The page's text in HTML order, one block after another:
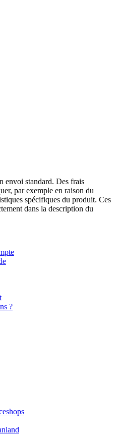
envoi standard. Des frais
par exemple en raison du
spécifiques du produit. Ces
dans la description du
?